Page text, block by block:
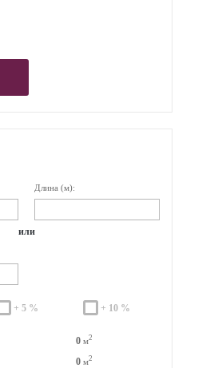
Длина (м):
или
+ 5 % + 10 %
0 м2
0 м2